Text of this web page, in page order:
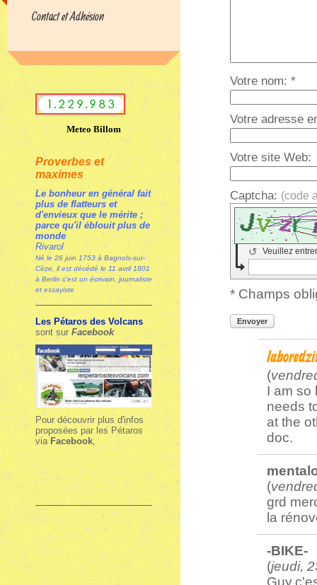
Contact et Adhésion
Meteo Billom
Proverbes et
maximes
Le bonheur en général fait
plus de flatteurs et
d'envieux que le mérite ;
parce qu'il éblouit plus de
monde
Rivarol
Né le 26 juin 1753 à Bagnols-sur-
Cèze, il est décédé le 11 avril 1801
à Berlin c'est un écrivain, journaliste
et essayiste
Les Pétaros des Volcans
sont surFacebook
Pour découvrir plus d'infos
proposées par les Pétaros
viaFacebook,
Votre nom: *
Votre adresse
Votre site Web:
Captcha: (code
Veuillez
↺
* Champs
Envoyer
(
I am so
needs
at the
doc.
(
grd
la
-BIKE-
(jeudi,